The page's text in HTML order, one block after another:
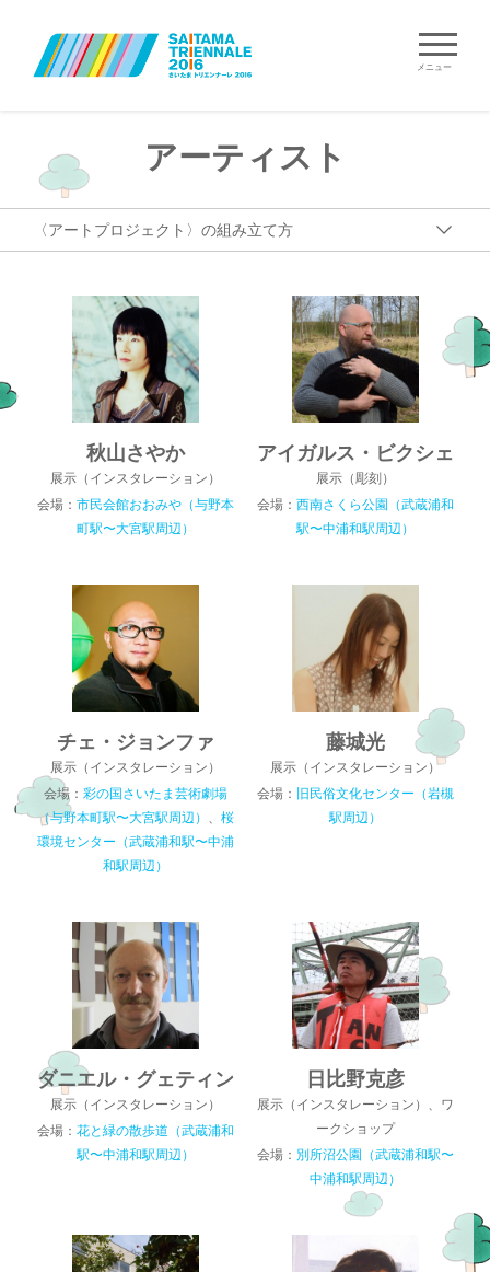
メニュー
アーティスト
秋山さやか
展示（インスタレーション）
会場： 市民会館おおみや（与野本
町駅〜大宮駅周辺）
アイガルス・ビクシェ
展示（彫刻）
会場： 西南さくら公園（武蔵浦和
駅〜中浦和駅周辺）
チェ・ジョンファ
展示（インスタレーション）
会場： 彩の国さいたま芸術劇場
（与野本町駅〜大宮駅周辺） 、 桜
環境センター（武蔵浦和駅〜中浦
和駅周辺）
藤城光
展示（インスタレーション）
会場：
旧民俗文化センター（岩槻
駅周辺）
ダニエル・グェティン
展示（インスタレーション）
会場： 花と緑の散歩道（武蔵浦和
駅〜中浦和駅周辺）
日比野克彦
展示（インスタレーション）、ワ
ークショップ
会場： 別所沼公園（武蔵浦和駅〜
中浦和駅周辺）